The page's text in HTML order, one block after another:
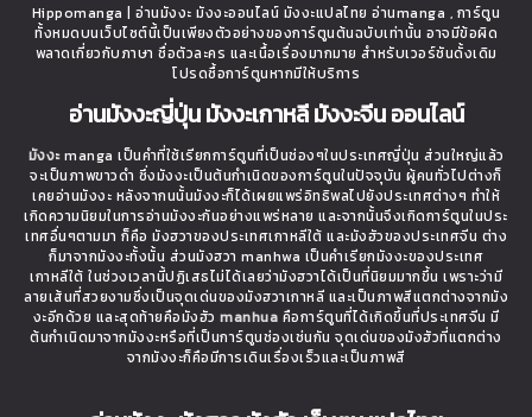
Hippomanga | อ่านมังงะ มังงะออนไลน์ มังงะแปลไทย อ่านmanga , การ์ตูน
ทั้งหมดบนเว็บไซต์นี้เป็นเพียงตัวอย่างของการ์ตูนต้นฉบับเท่านั้น อาจมีข้อผิด
พลาดเกี่ยวกับภาษา ชื่อตัวละคร และเนื้อเรื่องมากมาย สำหรับเวอร์ชันดั้งเดิม
โปรดซื้อการ์ตูนหากมีให้บริการ
อ่านมังงะญี่ปุ่น มังงะเกาหลี มังงะจีน ออนไลน์
มังงะmanga เป็นคำที่ใช้เรียกการ์ตูนที่เป็นช่องๆในประเทศญี่ปุ่น ส่วนใหญ่แล้ว
จะเป็นภาพขาวดำ ซึ่งมังงะเป็นต้นกำเนิดของการ์ตูนในปัจจุบัน ผู้คนทั่วไปต่างก็
เคยอ่านมังงะ หลังจากนนั้นมังงะก็ได้เผยแพร่อิทธิพลไปยังประเทศต่างๆ ทำให้
เกิดความนิยมในการอ่านมังงะกันอย่างแพร่หลาย และจากนั้นจึงเกิดการ์ตูนในประ
เทศอื่นๆตามมา ก็คือ มังฮวาของประเทศเกาหลีใต้ และมังฮัวของประเทศจีน ต่าง
ก็มาจากมังงะทั้งนั้น ส่วนมังฮวา manhwa เป็นคำเรียกมังงะของประเทศ
เกาหลีใต้ ในช่วงเวลานี้ปฏิเสธไม่ได้เลยว่ามังฮวาได้เป็นที่นิยมมากขึ้น เพราะว่ามี
ลายเส้นที่สวยงามซึ่งเป็นจุดเด่นของมังฮวาเกาหลี และเป็นภาพสีแตกต่างจากมัง
งะอีกด้วย และสุดท้ายคือมังฮัว manhua คือการ์ตูนที่ได้เกิดขึ้นที่ประเทศจีน มี
ต้นกำเนิดมาจากมังงะหรือที่เป็นการ์ตูนช่องเช่นกัน จุดเด่นของมังฮัวที่แตกต่าง
จากมังงะก็คือมีการเดินเรื่องเร็วและเป็นภาพสี